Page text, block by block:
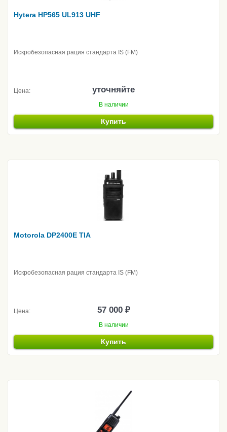
Hytera HP565 UL913 UHF
Искробезопасная рация стандарта IS (FM)
Цена: уточняйте
В наличии
Купить
Motorola DP2400E TIA
Искробезопасная рация стандарта IS (FM)
Цена: 57 000 ₽
В наличии
Купить